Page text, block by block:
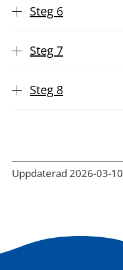
Steg 6
Steg 7
Steg 8
Uppdaterad 2026-03-10